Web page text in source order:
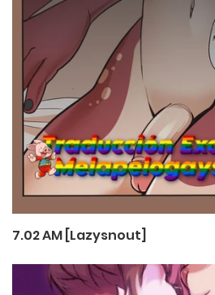
7.02 AM [Lazysnout]